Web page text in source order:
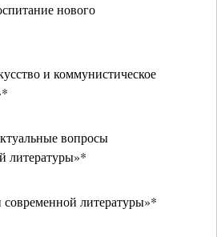
нового
и коммунистическое
вопросы
литературы»*
литературы»*